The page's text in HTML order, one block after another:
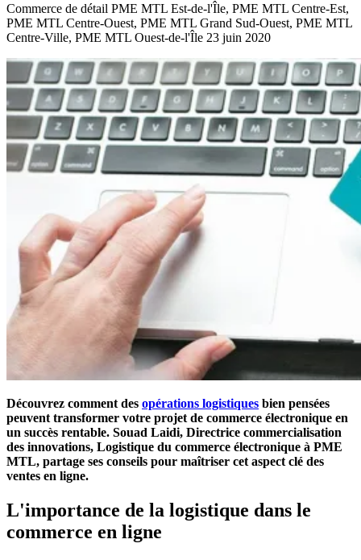
Commerce de détail PME MTL Est-de-l'Île, PME MTL Centre-Est,
PME MTL Centre-Ouest, PME MTL Grand Sud-Ouest, PME MTL
Centre-Ville, PME MTL Ouest-de-l'Île 23 juin 2020
Découvrez comment des opérations logistiques bien pensées
peuvent transformer votre projet de commerce électronique en
un succès rentable. Souad Laidi, Directrice commercialisation
des innovations, Logistique du commerce électronique à PME
MTL, partage ses conseils pour maîtriser cet aspect clé des
ventes en ligne.
L'importance de la logistique dans le
commerce en ligne